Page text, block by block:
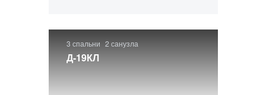
3 спальни 2 санузла
Д-19КЛ